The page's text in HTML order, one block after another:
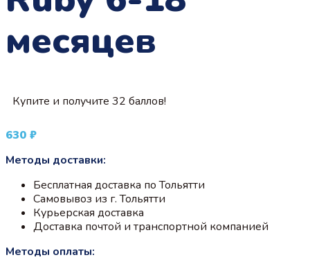
месяцев
Купите и получите 32 баллов!
630 ₽
Методы доставки:
Бесплатная доставка по Тольятти
Самовывоз из г. Тольятти
Курьерская доставка
Доставка почтой и транспортной компанией
Методы оплаты: